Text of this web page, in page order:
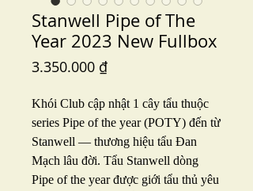
Stanwell Pipe of The
Year 2023 New Fullbox
3.350.000 ₫Price
Khói Club cập nhật 1 cây tẩu thuộc
series Pipe of the year (POTY) đến từ
Stanwell — thương hiệu tẩu Đan
Mạch lâu đời. Tẩu Stanwell dòng
Pipe of the year được giới tẩu thủ yêu